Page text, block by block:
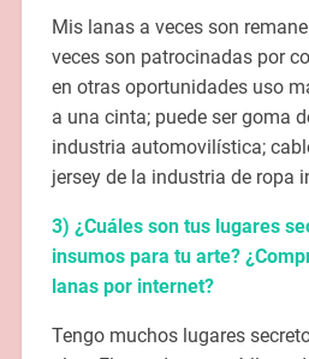
Mis lanas a veces son
veces son patrocinadas por
en otras oportunidades uso
a una cinta; puede ser goma
industria automovilística;
jersey de la industria de ropa
3) ¿Cuáles son tus lugares
insumos para tu arte?
lanas por internet?
Tengo muchos lugares